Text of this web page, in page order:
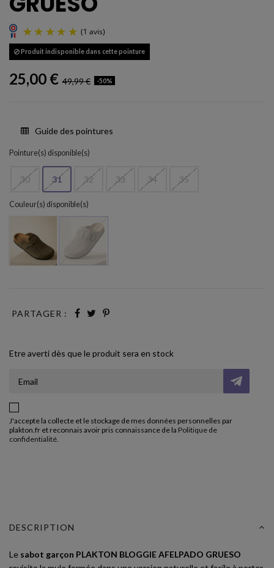
(1 avis)
Produit indisponible dans cette pointure
25,00 € 49,99 € -50%
Guide des pointures
Pointure(s) disponible(s)
30 31 32 33 34 35
Couleur(s) disponible(s)
Light kaki 717PIEDRA 304
PARTAGER :
Etre averti dès que le produit sera en stock
J'accepte la collecte et le stockage de mes données personnelles par
plakton.fr et reconnais avoir pris connaissance de la Politique de
confidentialité.
DESCRIPTION
Le sabot garçon PLAKTON BLOGGIE AFELPADO GRUESO